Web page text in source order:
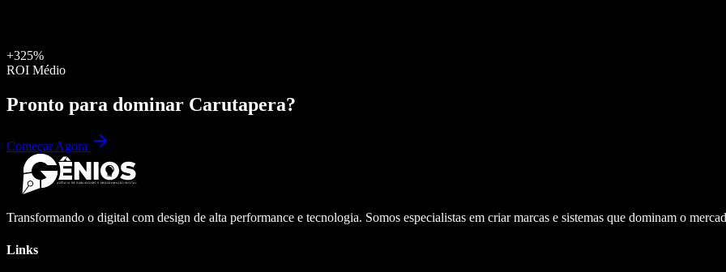
+325%
ROI Médio
Pronto para dominar Carutapera?
Começar Agora
Transformando o digital com design de alta performance e tecnologia. Somos especialistas em criar marcas e sistemas que dominam o
Links